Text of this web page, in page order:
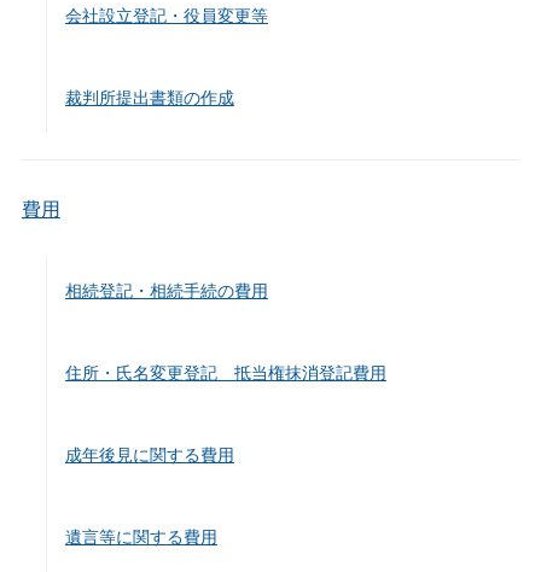
会社設立登記・役員変更等
裁判所提出書類の作成
費用
相続登記・相続手続の費用
住所・氏名変更登記 抵当権抹消登記費用
成年後見に関する費用
遺言等に関する費用